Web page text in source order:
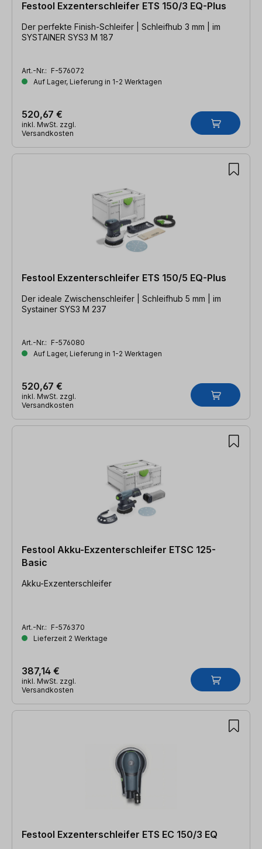
Festool Exzenterschleifer ETS 150/3 EQ-Plus
Der perfekte Finish-Schleifer | Schleifhub 3 mm | im
SYSTAINER SYS3 M 187
Art.-Nr.: F-576072
Auf Lager, Lieferung in 1-2 Werktagen
520,67 €
inkl. MwSt. zzgl.
Versandkosten
Festool Exzenterschleifer ETS 150/5 EQ-Plus
Der ideale Zwischenschleifer | Schleifhub 5 mm | im
Systainer SYS3 M 237
Art.-Nr.: F-576080
Auf Lager, Lieferung in 1-2 Werktagen
520,67 €
inkl. MwSt. zzgl.
Versandkosten
Festool Akku-Exzenterschleifer ETSC 125-
Basic
Akku-Exzenterschleifer
Art.-Nr.: F-576370
Lieferzeit 2 Werktage
387,14 €
inkl. MwSt. zzgl.
Versandkosten
Festool Exzenterschleifer ETS EC 150/3 EQ